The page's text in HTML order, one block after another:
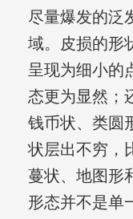
尽量爆发的泛
域。皮损的形
呈现为细小的
态更为显然；
钱币状、类圆
状层出不穷，
蔓状、地图形
形态并不是单